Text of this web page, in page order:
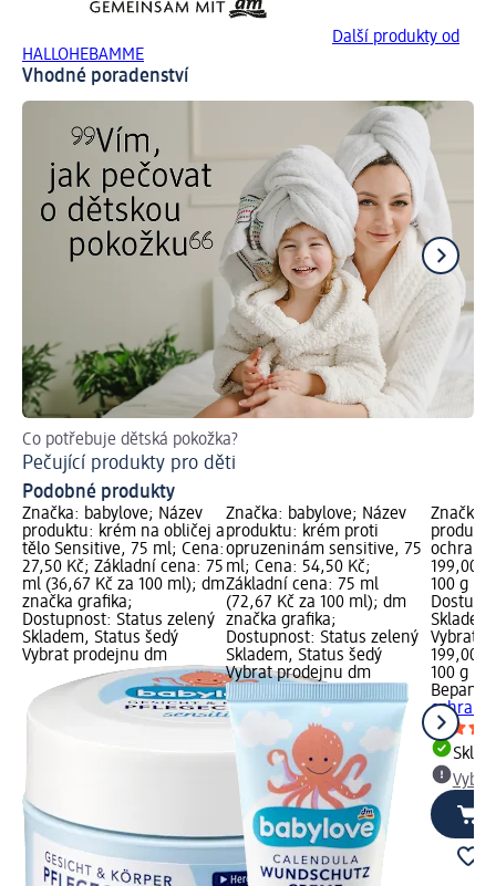
Další produkty od
HALLOHEBAMME
Vhodné poradenství
Co potřebuje dětská pokožka?
Pečující produkty pro děti
Podobné produkty
Značka: babylove; Název
produktu: krém na obličej a
tělo Sensitive, 75 ml; Cena:
27,50 Kč; Základní cena: 75
ml (36,67 Kč za 100 ml); dm
značka grafika;
Dostupnost: Status zelený
Skladem, Status šedý
Vybrat prodejnu dm
Značka: babylove; Název
produktu: krém proti
opruzeninám sensitive, 75
ml; Cena: 54,50 Kč;
Základní cena: 75 ml
(72,67 Kč za 100 ml); dm
značka grafika;
Dostupnost: Status zelený
Skladem, Status šedý
Vybrat prodejnu dm
Značka:
199,00
100 g
Vybrat
199,00
100 g